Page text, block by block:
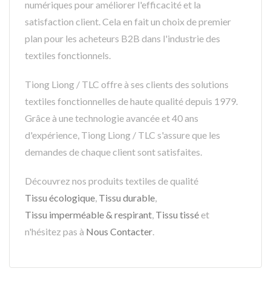
numériques pour améliorer l'efficacité et la
satisfaction client. Cela en fait un choix de premier
plan pour les acheteurs B2B dans l'industrie des
textiles fonctionnels.
Tiong Liong / TLC offre à ses clients des solutions
textiles fonctionnelles de haute qualité depuis 1979.
Grâce à une technologie avancée et 40 ans
d'expérience, Tiong Liong / TLC s'assure que les
demandes de chaque client sont satisfaites.
Découvrez nos produits textiles de qualité
Tissu écologique, Tissu durable,
Tissu imperméable & respirant, Tissu tisséet
n'hésitez pas à Nous Contacter.